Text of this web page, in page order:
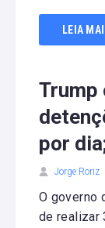
LEIA
Trump
por
Jorge Roriz
O governo
de realizar